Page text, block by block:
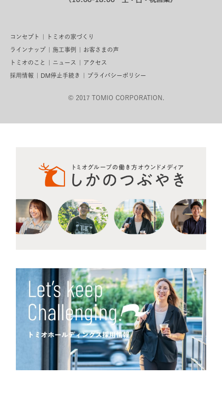
コンセプト トミオの家づくり
ラインナップ 施工事例 お客さまの声
トミオのこと ニュース アクセス
採用情報 DM停止手続き プライバシーポリシー
© 2017 TOMIO CORPORATION.